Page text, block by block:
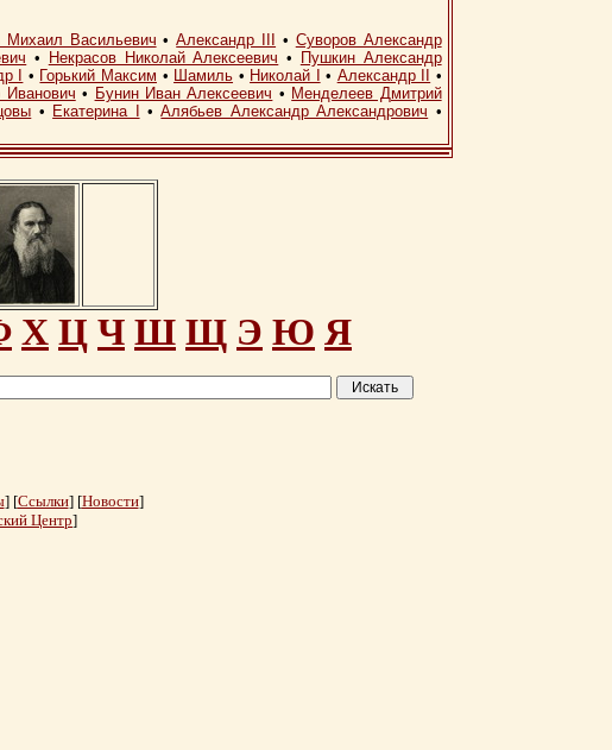
Михаил Васильевич •Александр III • Суворов Александр
• Некрасов Николай Алексеевич • Пушкин Александр
I • Горький Максим • Шамиль • Николай I • Александр II •
• Бунин Иван Алексеевич • Менделеев Дмитрий
• Екатерина I •Алябьев Александр Александрович •
Х Ц Ч Ш Щ Э Ю Я
] [Ссылки] [Новости]
Центр]